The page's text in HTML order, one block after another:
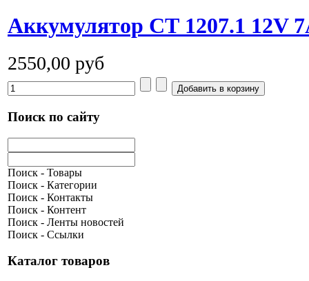
Аккумулятор СТ 1207.1 12V
2550,00 руб
Поиск по сайту
Поиск - Товары
Поиск - Категории
Поиск - Контакты
Поиск - Контент
Поиск - Ленты новостей
Поиск - Ссылки
Каталог товаров